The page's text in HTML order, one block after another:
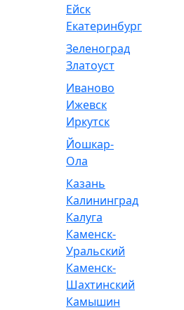
Ейск
Екатеринбург
Зеленоград
Златоуст
Иваново
Ижевск
Иркутск
Йошкар-
Ола
Казань
Калининград
Калуга
Каменск-
Уральский
Каменск-
Шахтинский
Камышин